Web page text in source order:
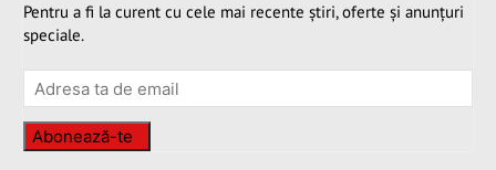
Pentru a fi la curent cu cele mai recente știri, oferte și anunțuri
speciale.
Abonează-te